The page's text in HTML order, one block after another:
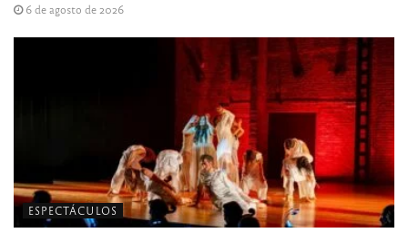
6 de agosto de 2026
ESPECTÁCULOS